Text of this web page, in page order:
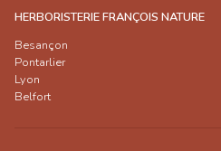
HERBORISTERIE FRANÇOIS NATURE
Besançon
Pontarlier
Lyon
Belfort